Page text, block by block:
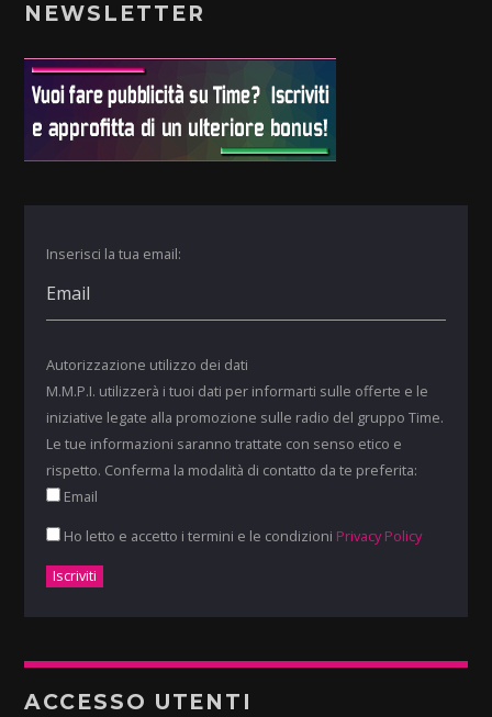
NEWSLETTER
Inserisci la tua email:
Autorizzazione utilizzo dei dati
M.M.P.I. utilizzerà i tuoi dati per informarti sulle offerte e le
iniziative legate alla promozione sulle radio del gruppo Time.
Le tue informazioni saranno trattate con senso etico e
rispetto. Conferma la modalità di contatto da te preferita:
Email
Ho letto e accetto i termini e le condizioni Privacy Policy
ACCESSO UTENTI